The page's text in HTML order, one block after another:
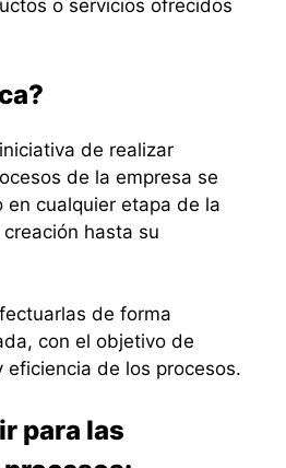
o servicios ofrecidos
de realizar
de la empresa se
en cualquier etapa de la
hasta su
de forma
con el objetivo de
eficiencia de los procesos.
para las